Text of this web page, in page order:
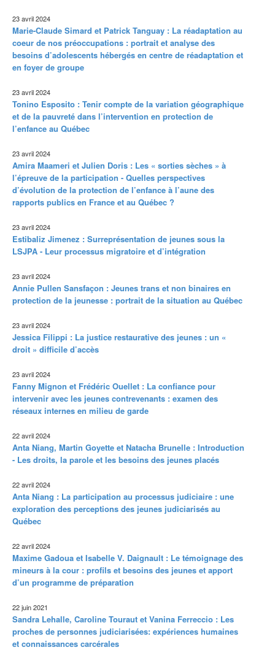
23 avril 2024
Marie-Claude Simard et Patrick Tanguay : La réadaptation au
coeur de nos préoccupations : portrait et analyse des
besoins d’adolescents hébergés en centre de réadaptation et
en foyer de groupe
23 avril 2024
Tonino Esposito : Tenir compte de la variation géographique
et de la pauvreté dans l’intervention en protection de
l’enfance au Québec
23 avril 2024
Amira Maameri et Julien Doris : Les « sorties sèches » à
l’épreuve de la participation - Quelles perspectives
d’évolution de la protection de l’enfance à l’aune des
rapports publics en France et au Québec ?
23 avril 2024
Estibaliz Jimenez : Surreprésentation de jeunes sous la
LSJPA - Leur processus migratoire et d’intégration
23 avril 2024
Annie Pullen Sansfaçon : Jeunes trans et non binaires en
protection de la jeunesse : portrait de la situation au Québec
23 avril 2024
Jessica Filippi : La justice restaurative des jeunes : un «
droit » difficile d’accès
23 avril 2024
Fanny Mignon et Frédéric Ouellet : La confiance pour
intervenir avec les jeunes contrevenants : examen des
réseaux internes en milieu de garde
22 avril 2024
Anta Niang, Martin Goyette et Natacha Brunelle : Introduction
- Les droits, la parole et les besoins des jeunes placés
22 avril 2024
Anta Niang : La participation au processus judiciaire : une
exploration des perceptions des jeunes judiciarisés au
Québec
22 avril 2024
Maxime Gadoua et Isabelle V. Daignault : Le témoignage des
mineurs à la cour : profils et besoins des jeunes et apport
d’un programme de préparation
22 juin 2021
Sandra Lehalle, Caroline Touraut et Vanina Ferreccio : Les
proches de personnes judiciarisées: expériences humaines
et connaissances carcérales